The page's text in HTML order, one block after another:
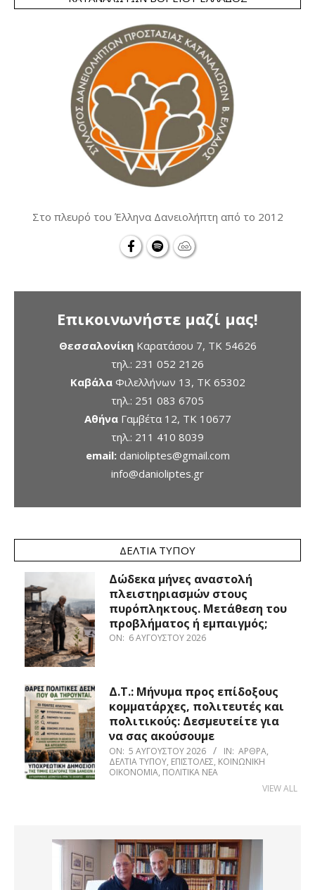
Στο πλευρό του Έλληνα Δανειολήπτη από το 2012
Επικοινωνήστε μαζί μας!
ΘεσσαλονίκηΚαρατάσου 7, TK 54626
τηλ.: 231 052 2126
ΚαβάλαΦιλελλήνων 13, ΤΚ 65302
τηλ.: 251 083 6705
ΑθήναΓαμβέτα 12, ΤΚ 10677
τηλ.: 211 410 8039
email: danioliptes@gmail.com
info@danioliptes.gr
ΔΕΛΤΊΑ ΤΎΠΟΥ
Δώδεκα μήνες αναστολή
πλειστηριασμών στους
πυρόπληκτους. Μετάθεση του
προβλήματος ή εμπαιγμός;
ON: 6 ΑΥΓΟΎΣΤΟΥ 2026
Δ.Τ.: Μήνυμα προς επίδοξους
κομματάρχες, πολιτευτές και
πολιτικούς: Δεσμευτείτε για
να σας ακούσουμε
ON: 5 ΑΥΓΟΎΣΤΟΥ 2026 IN: ΆΡΘΡΑ,
ΔΕΛΤΊΑ ΤΎΠΟΥ, ΕΠΙΣΤΟΛΈΣ, ΚΟΙΝΩΝΙΚΉ
ΟΙΚΟΝΟΜΊΑ, ΠΟΛΙΤΙΚΆ ΝΈΑ
VIEW ALL